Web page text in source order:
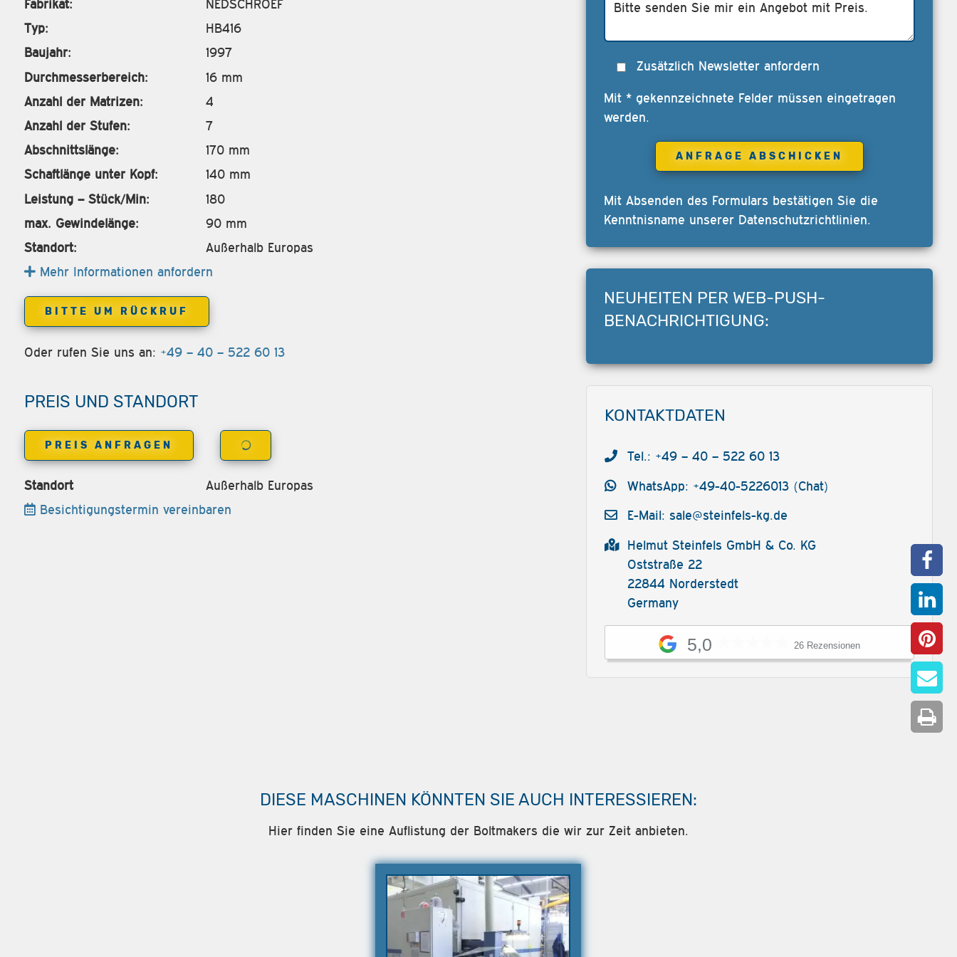
Fabrikat:
NEDSCHROEF
Typ:
HB416
Baujahr:
1997
Durchmesserbereich:
16 mm
Anzahl der Matrizen:
4
Anzahl der Stufen:
7
Abschnittslänge:
170 mm
Schaftlänge unter Kopf:
140 mm
Leistung – Stück/Min:
180
max. Gewindelänge:
90 mm
Standort:
Außerhalb Europas
Mehr Informationen anfordern
BITTE UM RÜCKRUF
Oder rufen Sie uns an: +49 – 40 – 522 60 13
PREIS UND STANDORT
PREIS ANFRAGEN
Standort
Außerhalb Europas
Besichtigungstermin vereinbaren
Zusätzlich Newsletter anfordern
Mit * gekennzeichnete Felder müssen eingetragen
werden.
Mit Absenden des Formulars bestätigen Sie die
Kenntnisname unserer Datenschutzrichtlinien.
NEUHEITEN PER WEB-PUSH-
BENACHRICHTIGUNG:
KONTAKTDATEN
Tel.: +49 – 40 – 522 60 13
WhatsApp: +49-40-5226013 (Chat)
E-Mail:sale@steinfels-kg.de
Helmut Steinfels GmbH & Co. KG
Oststraße 22
22844 Norderstedt
Germany
5,0 26 Rezensionen
DIESE MASCHINEN KÖNNTEN SIE AUCH INTERESSIEREN:
Hier finden Sie eine Auflistung der Boltmakers die wir zur Zeit anbieten.